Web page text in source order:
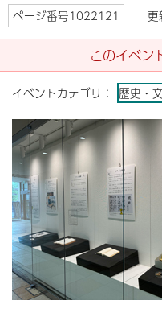
ページ番号1022121 更
このイベン
イベントカテゴリ： 歴史・